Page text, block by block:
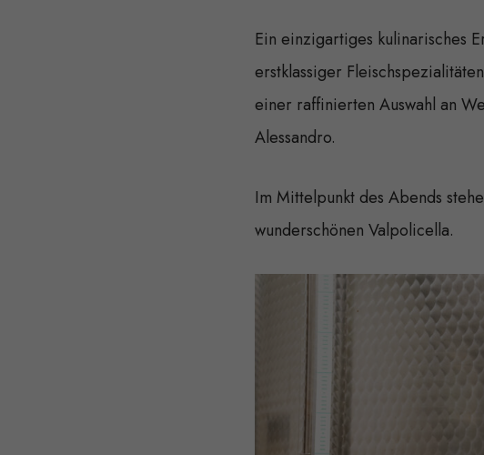
Ein einzigartiges kulinarisches
erstklassiger
einer raffinierten Auswahl an
Alessandro.
Im Mittelpunkt des Abends
wunderschönen Valpolicella.